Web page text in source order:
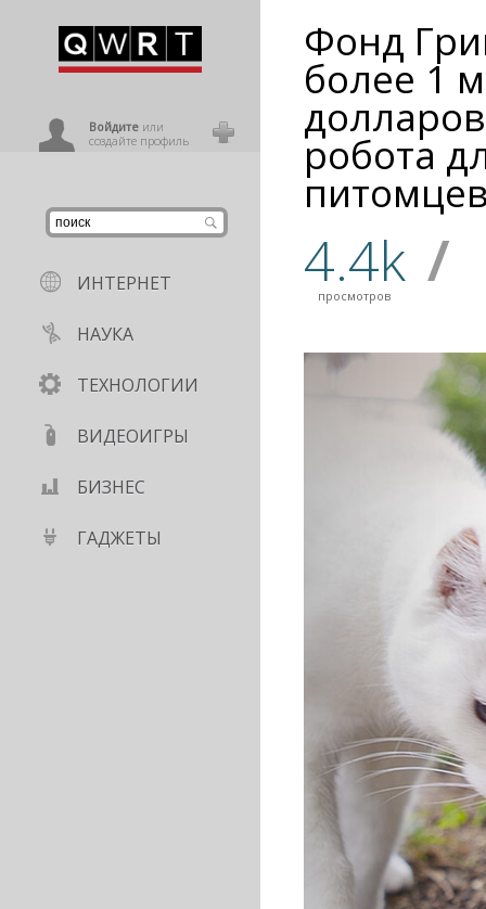
Войдитеили
создайте профиль
ИНТЕРНЕТ
НАУКА
ТЕХНОЛОГИИ
ВИДЕОИГРЫ
БИЗНЕС
ГАДЖЕТЫ
Фонд
более 1
робота
4.4k
просмотров /